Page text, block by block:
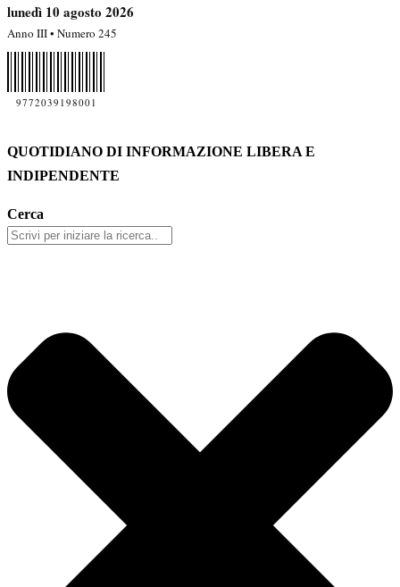
lunedì 10 agosto 2026
Anno III • Numero 245
9772039198001
QUOTIDIANO DI INFORMAZIONE LIBERA E
INDIPENDENTE
Cerca